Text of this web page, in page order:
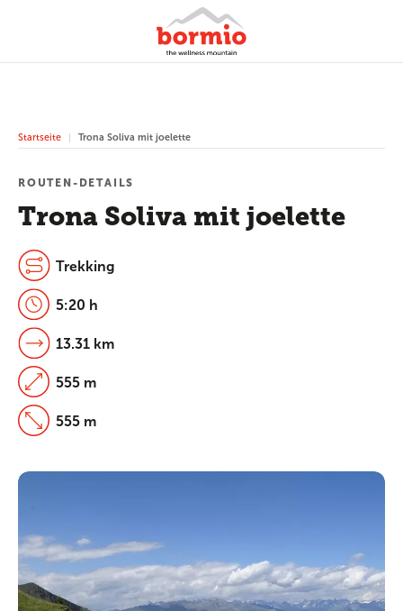
Startseite Trona Soliva mit joelette
Trona Soliva mit joelette
ROUTEN-DETAILS
Trekking
5:20 h
13.31 km
555 m
555 m